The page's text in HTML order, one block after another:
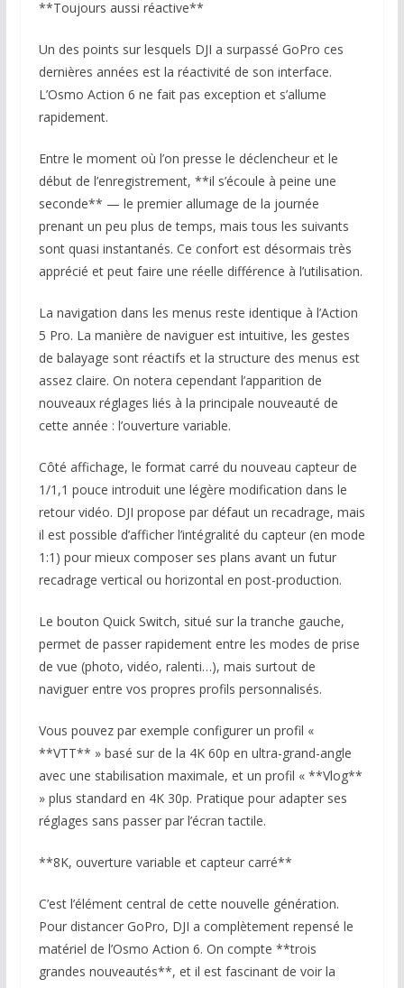
**Toujours aussi réactive**
Un des points sur lesquels DJI a surpassé GoPro ces
dernières années est la réactivité de son interface.
L’Osmo Action 6 ne fait pas exception et s’allume
rapidement.
Entre le moment où l’on presse le déclencheur et le
début de l’enregistrement, **il s’écoule à peine une
seconde** — le premier allumage de la journée
prenant un peu plus de temps, mais tous les suivants
sont quasi instantanés. Ce confort est désormais très
apprécié et peut faire une réelle différence à l’utilisation.
La navigation dans les menus reste identique à l’Action
5 Pro. La manière de naviguer est intuitive, les gestes
de balayage sont réactifs et la structure des menus est
assez claire. On notera cependant l’apparition de
nouveaux réglages liés à la principale nouveauté de
cette année : l’ouverture variable.
Côté affichage, le format carré du nouveau capteur de
1/1,1 pouce introduit une légère modification dans le
retour vidéo. DJI propose par défaut un recadrage, mais
il est possible d’afficher l’intégralité du capteur (en mode
1:1) pour mieux composer ses plans avant un futur
recadrage vertical ou horizontal en post-production.
Le bouton Quick Switch, situé sur la tranche gauche,
permet de passer rapidement entre les modes de prise
de vue (photo, vidéo, ralenti…), mais surtout de
naviguer entre vos propres profils personnalisés.
Vous pouvez par exemple configurer un profil «
**VTT** » basé sur de la 4K 60p en ultra-grand-angle
avec une stabilisation maximale, et un profil « **Vlog**
» plus standard en 4K 30p. Pratique pour adapter ses
réglages sans passer par l’écran tactile.
**8K, ouverture variable et capteur carré**
C’est l’élément central de cette nouvelle génération.
Pour distancer GoPro, DJI a complètement repensé le
matériel de l’Osmo Action 6. On compte **trois
grandes nouveautés**, et il est fascinant de voir la